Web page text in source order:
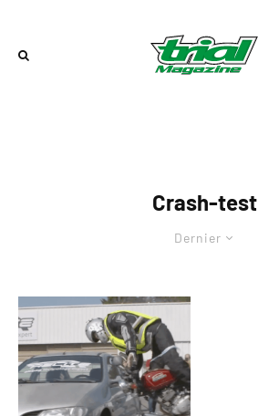
Crash-test
Dernier